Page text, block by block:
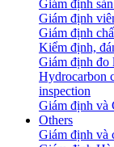
Giám định
Giám định
Giám định
Kiểm định,
Giám định đo
Hydrocarbon
inspection
Giám định và
Others
Giám định và